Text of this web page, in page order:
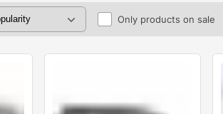
Only products on sale